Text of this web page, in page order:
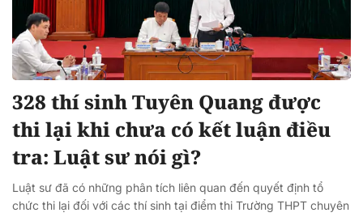
328 thí sinh Tuyên Quang được
thi lại khi chưa có kết luận điều
tra: Luật sư nói gì?
Luật sư đã có những phân tích liên quan đến quyết định tổ
chức thi lại đối với các thí sinh tại điểm thi Trường THPT chuyên